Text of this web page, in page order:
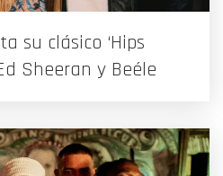
su clásico ‘Hips
Sheeran y Beéle